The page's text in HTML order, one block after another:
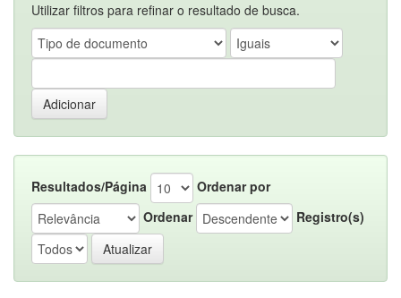
Utilizar filtros para refinar o resultado de busca.
Resultados/Página
Ordenar por
Ordenar
Registro(s)